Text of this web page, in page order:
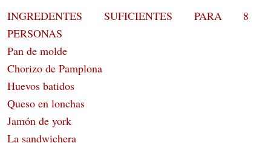
INGREDENTES SUFICIENTES PARA 8
PERSONAS
Pan de molde
Chorizo de Pamplona
Huevos batidos
Queso en lonchas
Jamón de york
La sandwichera